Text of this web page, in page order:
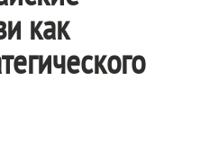
как